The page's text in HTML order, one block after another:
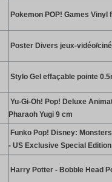
Pokemon POP! Games
Poster Divers jeux-vidéo/
Stylo Gel effaçable pointe
Yu-Gi-Oh! Pop! Deluxe
Pharaoh Yugi 9 cm
Funko Pop! Disney:
- US Exclusive Special Edition
Harry Potter - Bobble Head